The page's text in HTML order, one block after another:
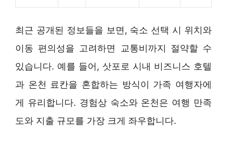
최근 공개된 정보들을 보면, 숙소 선택 시 위치와
이동 편의성을 고려하면 교통비까지 절약할 수
있습니다. 예를 들어, 삿포로 시내 비즈니스 호텔
과 온천 료칸을 혼합하는 방식이 가족 여행자에
게 유리합니다. 경험상 숙소와 온천은 여행 만족
도와 지출 규모를 가장 크게 좌우합니다.